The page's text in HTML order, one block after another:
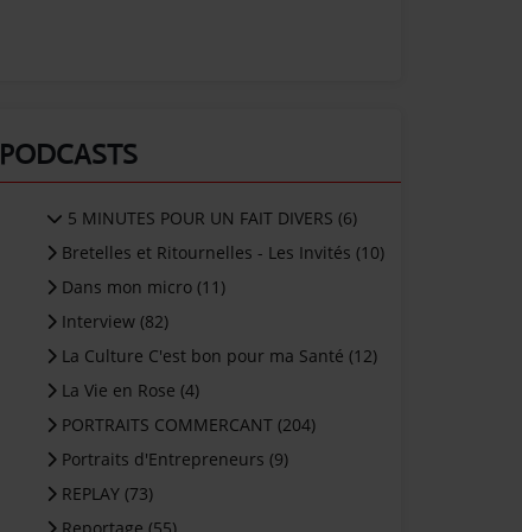
PODCASTS
5 MINUTES POUR UN FAIT DIVERS (6)
Bretelles et Ritournelles - Les Invités (10)
Dans mon micro (11)
Interview (82)
La Culture C'est bon pour ma Santé (12)
La Vie en Rose (4)
PORTRAITS COMMERCANT (204)
Portraits d'Entrepreneurs (9)
REPLAY (73)